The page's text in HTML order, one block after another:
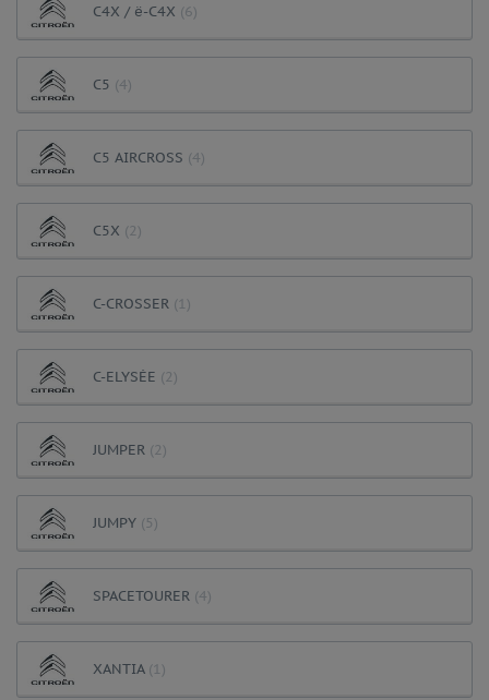
C4X / ë-C4X (6)
C5 (4)
C5 AIRCROSS (4)
C5X (2)
C-CROSSER (1)
C-ELYSÉE (2)
JUMPER (2)
JUMPY (5)
SPACETOURER (4)
XANTIA (1)